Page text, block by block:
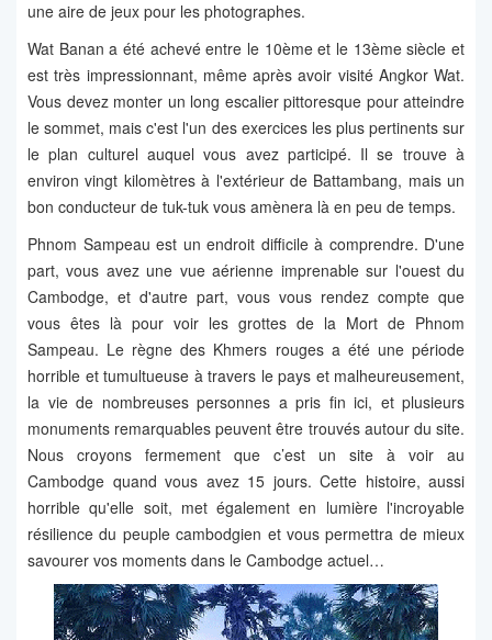
une aire de jeux pour les photographes.
Wat Banan a été achevé entre le 10ème et le 13ème siècle et
est très impressionnant, même après avoir visité Angkor Wat.
Vous devez monter un long escalier pittoresque pour atteindre
le sommet, mais c'est l'un des exercices les plus pertinents sur
le plan culturel auquel vous avez participé. Il se trouve à
environ vingt kilomètres à l'extérieur de Battambang, mais un
bon conducteur de tuk-tuk vous amènera là en peu de temps.
Phnom Sampeau est un endroit difficile à comprendre. D'une
part, vous avez une vue aérienne imprenable sur l'ouest du
Cambodge, et d'autre part, vous vous rendez compte que
vous êtes là pour voir les grottes de la Mort de Phnom
Sampeau. Le règne des Khmers rouges a été une période
horrible et tumultueuse à travers le pays et malheureusement,
la vie de nombreuses personnes a pris fin ici, et plusieurs
monuments remarquables peuvent être trouvés autour du site.
Nous croyons fermement que c’est un site à voir au
Cambodge quand vous avez 15 jours. Cette histoire, aussi
horrible qu'elle soit, met également en lumière l'incroyable
résilience du peuple cambodgien et vous permettra de mieux
savourer vos moments dans le Cambodge actuel…